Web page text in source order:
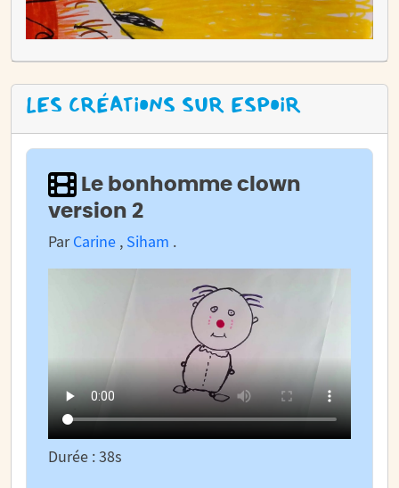
LES CRÉATIONS SUR ESPOIR
Le bonhomme clown
version 2
ParCarine , Siham .
Durée : 38s